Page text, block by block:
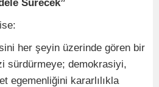
Sürecek”
her şeyin üzerinde gören bir
sürdürmeye; demokrasiyi,
egemenliğini kararlılıkla